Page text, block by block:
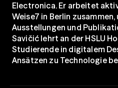
Electronica. Er arbeitet
Weise7 in Berlin
Ausstellungen und
Savičić lehrt an der HSLU
Studierende in digitalem
Ansätzen zu Technologie